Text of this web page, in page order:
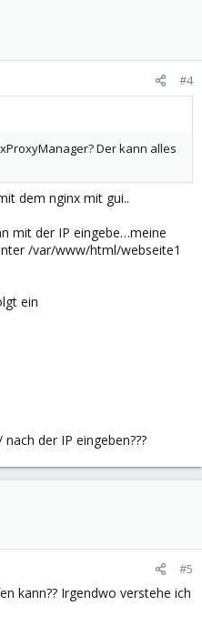
#4
Der kann alles
dem nginx mit gui..
mit der IP eingebe…meine
/var/www/html/webseite1
ein
der IP eingeben???
#5
kann?? Irgendwo verstehe ich